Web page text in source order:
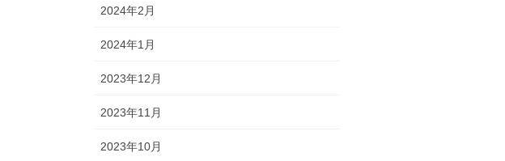
2024年2月
2024年1月
2023年12月
2023年11月
2023年10月